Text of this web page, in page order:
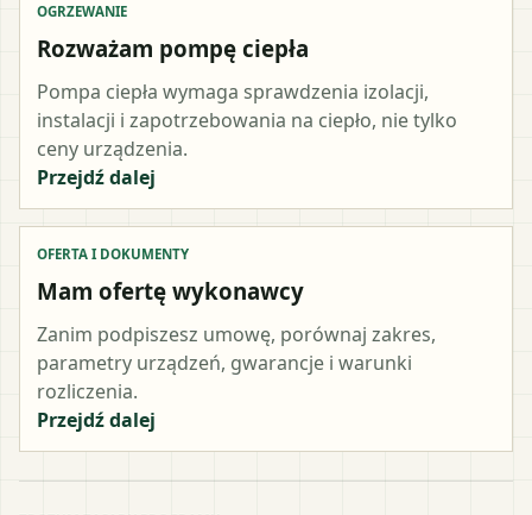
OGRZEWANIE
Rozważam pompę ciepła
Pompa ciepła wymaga sprawdzenia izolacji,
instalacji i zapotrzebowania na ciepło, nie tylko
ceny urządzenia.
Przejdź dalej
OFERTA I DOKUMENTY
Mam ofertę wykonawcy
Zanim podpiszesz umowę, porównaj zakres,
parametry urządzeń, gwarancje i warunki
rozliczenia.
Przejdź dalej